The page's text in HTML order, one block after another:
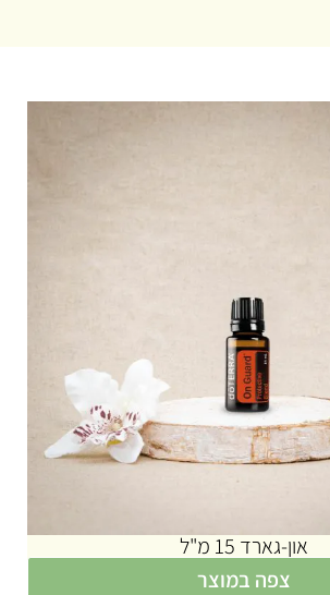
און-גארד 15 מ"ל
צפה במוצר